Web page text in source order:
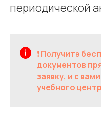
периодической
❗️Получите
документов
заявку, и с
учебного